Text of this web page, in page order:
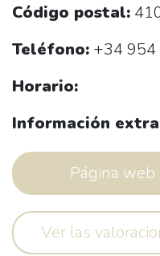
Código postal:
Teléfono: +34 954
Horario:
Información
Página web
Ver las